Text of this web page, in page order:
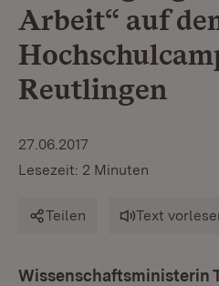
Arbeit“ auf
Reutlingen
27.06.2017
Lesezeit: 2 Minuten
Teilen Text
Wissenschaftsministerin